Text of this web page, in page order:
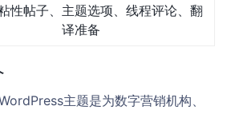
性帖子、主题选项、线程评论、翻
译准备
主题是为数字营销机构、